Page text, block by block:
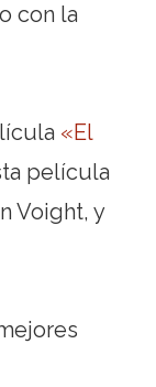
con la
«El
película
Voight, y